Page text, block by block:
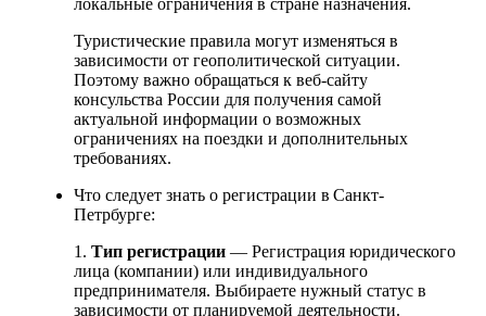
Туристические правила могут изменяться в
зависимости от геополитической ситуации.
Поэтому важно обращаться к веб-сайту
консульства России для получения самой
актуальной информации о возможных
ограничениях на поездки и дополнительных
требованиях.
Что следует знать о регистрации в Санкт-
Петрбурге:
1. Тип регистрации — Регистрация юридического
лица (компании) или индивидуального
предпринимателя. Выбираете нужный статус в
зависимости от планируемой деятельности.